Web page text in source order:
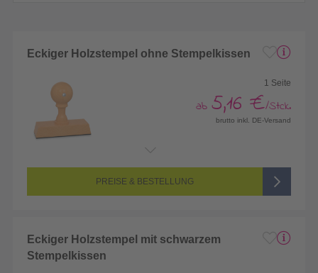
Eckiger Holzstempel ohne Stempelkissen
1 Seite
ab 5,16 €/Stck.
brutto inkl. DE-Versand
Seitenanzahl: 1-seitig (Vorderseite bedruckt, Rückseite unbedruckt)
1/0-farbig (schwarz/weiß bedruckt)
PREISE & BESTELLUNG
Eckiger Holzstempel mit schwarzem
Stempelkissen